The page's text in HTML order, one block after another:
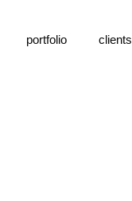
portfolio clients